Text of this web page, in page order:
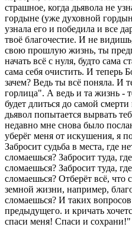
страшное, когда дьявола не
гордыне (уже духовной
узнала его и победила и все
твоё благочестие. И не
свою прошлую жизнь, ты
начать всё с нуля, будто сама
сама себя очистить. И теперь
зачем? Ведь ты всё поняла. И
горлица". А ведь и та жизнь -
будет длиться до самой
дьявол попытается вырвать
недавно мне снова было
уберёг меня от искушения, я
Забросит судьба в места, где
сломаешься? Забросит туда,
сломаешься? Забросит туда,
сломаешься? Отберёт всё,
земной жизни, например,
сломаешься? И таких
предыдущего. и кричать
спаси меня! Спаси и сохрани!"